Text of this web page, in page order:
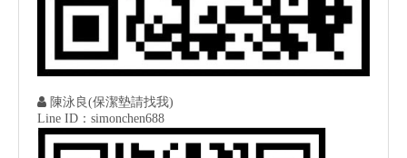
 陳泳良(保潔墊請找我)
Line ID：simonchen688